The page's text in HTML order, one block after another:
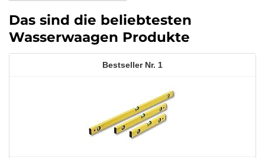
Das sind die beliebtesten
Wasserwaagen Produkte
1